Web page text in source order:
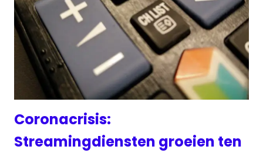
Coronacrisis:
Streamingdiensten groeien ten